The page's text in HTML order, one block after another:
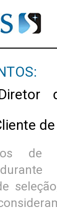
de